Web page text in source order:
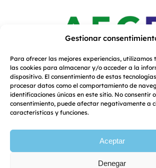
Gestionar
Para ofrecer las mejores experiencias, utilizamos
las cookies para almacenar y/o acceder a la
dispositivo. El consentimiento de estas
procesar datos como el comportamiento de
identificaciones únicas en este sitio. No consentir
consentimiento, puede afectar negativamente a
características y funciones.
Aceptar
Denegar